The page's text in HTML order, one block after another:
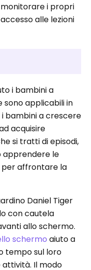
i propri
alle lezioni
i bambini a
applicabili in
bambini a crescere
acquisire
si tratti di episodi,
apprendere le
per affrontare la
Daniel Tiger
con cautela
allo schermo.
schermo aiuto a
tempo sul loro
Il modo